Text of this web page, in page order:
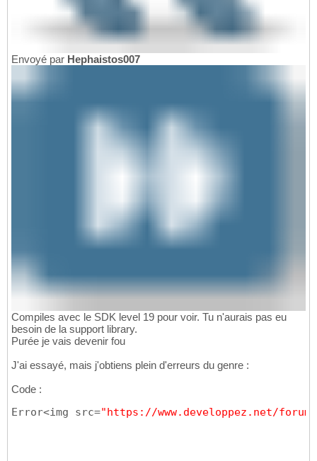
Envoyé par Hephaistos007
Compiles avec le SDK level 19 pour voir. Tu n'aurais pas eu
besoin de la support library.
Purée je vais devenir fou
J'ai essayé, mais j'obtiens plein d'erreurs du genre :
Code :
Error<img src="https://www.developpez.net/